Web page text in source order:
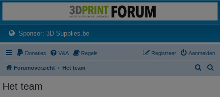
Het 3D print forum van de Benelux na de sluiting van 3dprintforum.nl
Sponsor: 3D Supplies.be(Opens a new tab)
Donaties V&A Regels Aanmelden
Registreer
Forumoverzicht Het team
Het team